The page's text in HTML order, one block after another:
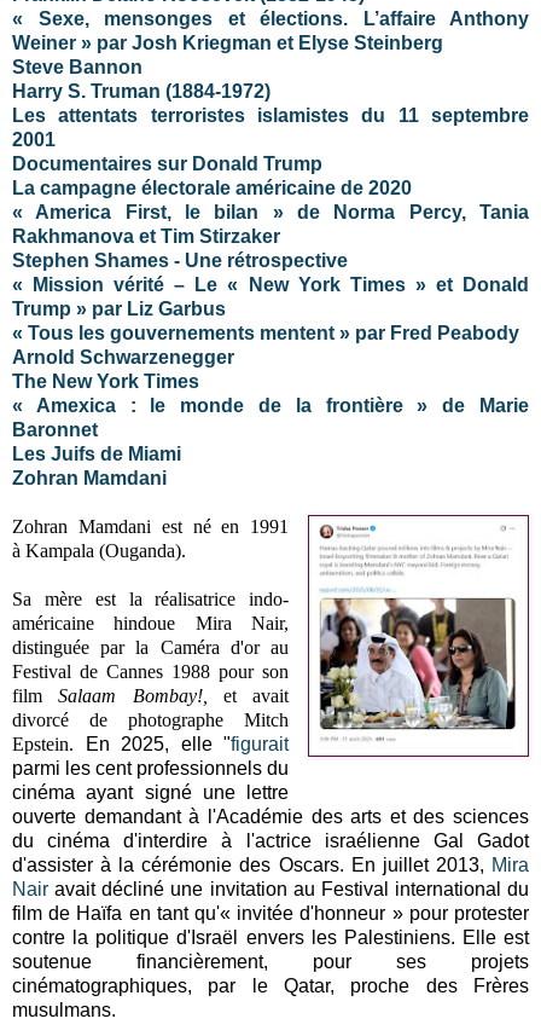
« Sexe, mensonges et élections. L’affaire Anthony
Weiner » par Josh Kriegman et Elyse Steinberg
Steve Bannon
Harry S. Truman (1884-1972)
Les attentats terroristes islamistes du 11 septembre
2001
Documentaires sur Donald Trump
La campagne électorale américaine de 2020
« America First, le bilan » de Norma Percy, Tania
Rakhmanova et Tim Stirzaker
Stephen Shames - Une rétrospective
« Mission vérité – Le « New York Times » et Donald
Trump » par Liz Garbus
« Tous les gouvernements mentent » par Fred Peabody
Arnold Schwarzenegger
The New York Times
« Amexica : le monde de la frontière » de Marie
Baronnet
Les Juifs de Miami
Zohran Mamdani
Zohran Mamdani est né en 1991
à Kampala (Ouganda).
Sa mère est la réalisatrice indo-
américaine hindoue Mira Nair,
distinguée par la Caméra d'or au
Festival de Cannes 1988 pour son
filmSalaam Bombay!, et avait
divorcé dephotographe Mitch
Epstein.
En 2025, elle "figurait
parmi les cent professionnels du
cinéma ayant signé une lettre
ouverte demandant à l'Académie des arts et des sciences
du cinéma d'interdire à l'actrice israélienne Gal Gadot
d'assister à la cérémonie des Oscars. En juillet 2013, Mira
Nair avait décliné une invitation au Festival international du
film de Haïfa en tant qu'« invitée d'honneur » pour protester
contre la politique d'Israël envers les Palestiniens. Elle est
soutenue financièrement, pour ses projets
cinématographiques, par le Qatar, proche des Frères
musulmans.